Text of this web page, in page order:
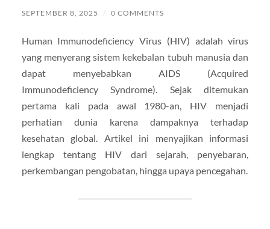
SEPTEMBER 8, 2025 / 0 COMMENTS
Human Immunodeficiency Virus (HIV) adalah virus
yang menyerang sistem kekebalan tubuh manusia dan
dapat menyebabkan AIDS (Acquired
Immunodeficiency Syndrome). Sejak ditemukan
pertama kali pada awal 1980-an, HIV menjadi
perhatian dunia karena dampaknya terhadap
kesehatan global. Artikel ini menyajikan informasi
lengkap tentang HIV dari sejarah, penyebaran,
perkembangan pengobatan, hingga upaya pencegahan.